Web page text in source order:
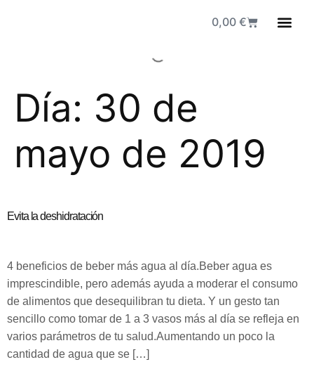
0,00 €
Día: 30 de
mayo de 2019
Evita la deshidratación
4 beneficios de beber más agua al día.Beber agua es
imprescindible, pero además ayuda a moderar el consumo
de alimentos que desequilibran tu dieta. Y un gesto tan
sencillo como tomar de 1 a 3 vasos más al día se refleja en
varios parámetros de tu salud.Aumentando un poco la
cantidad de agua que se […]